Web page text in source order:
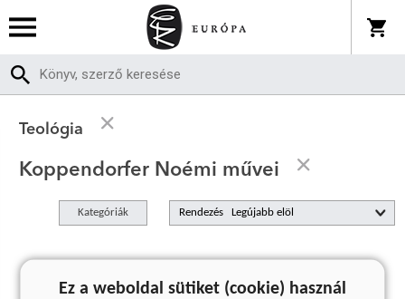
Teológia
Koppendorfer Noémi művei
Kategóriák Rendezés
A keresett kifejezésre nincs találat
Ez a weboldal sütiket (cookie) használ